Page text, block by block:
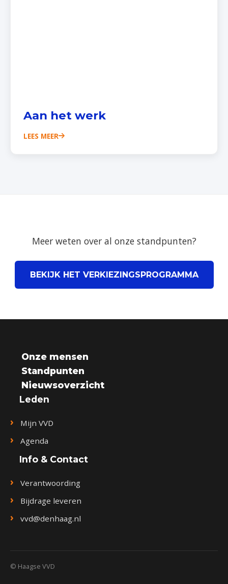
Aan het werk
LEES MEER
Meer weten over al onze standpunten?
BEKIJK HET VERKIEZINGSPROGRAMMA
Onze mensen
Standpunten
Nieuwsoverzicht
Leden
Mijn VVD
Agenda
Info & Contact
Verantwoording
Bijdrage leveren
vvd@denhaag.nl
© Haagse VVD